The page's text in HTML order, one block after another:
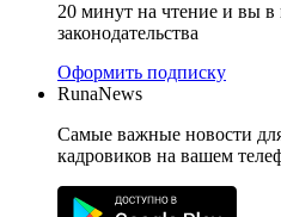
20 минут на чтение и вы в
законодательства
Оформить подписку
RunaNews
Самые важные новости
кадровиков на вашем